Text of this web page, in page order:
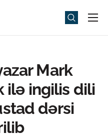
Mark
ilə ingilis dili
dərsi